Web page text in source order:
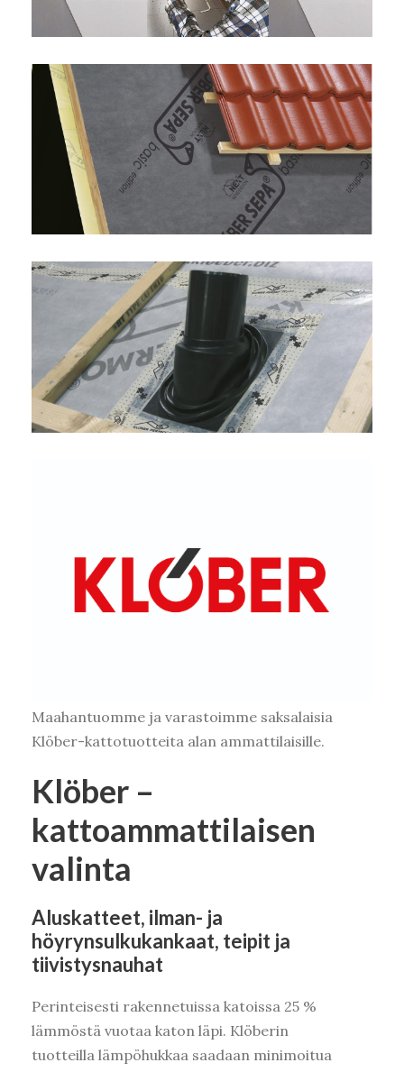
Maahantuomme ja varastoimme saksalaisia
Klöber-kattotuotteita alan ammattilaisille.
Klöber –
kattoammattilaisen
valinta
Aluskatteet, ilman- ja
höyrynsulkukankaat, teipit ja
tiivistysnauhat
Perinteisesti rakennetuissa katoissa 25 %
lämmöstä vuotaa katon läpi. Klöberin
tuotteilla lämpöhukkaa saadaan minimoitua